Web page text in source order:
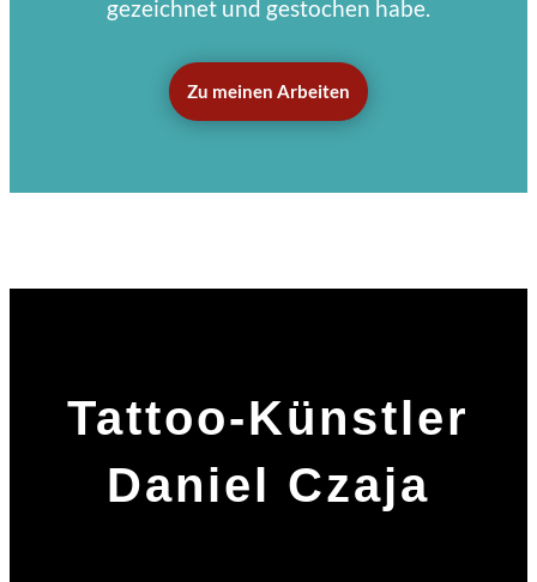
gezeichnet und gestochen habe.
Zu meinen Arbeiten
Tattoo-Künstler
Daniel Czaja